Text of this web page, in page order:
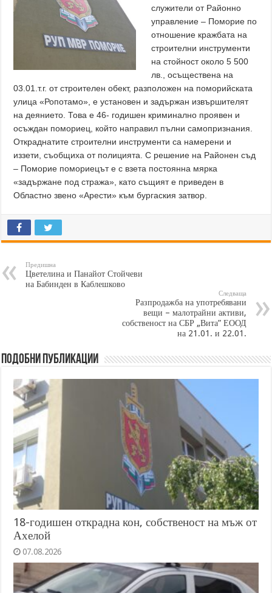
служители от Районно
управление – Поморие по
отношение кражбата на
строителни инструменти
на стойност около 5 500
лв., осъществена на
03.01.т.г. от строителен обект, разположен на поморийската
улица «Ропотамо», е установен и задържан извършителят
на деянието. Това е 46- годишен криминално проявен и
осъждан помориец, който направил пълни самопризнания.
Откраднатите строителни инструменти са намерени и
иззети, съобщиха от полицията. С решение на Районен съд
– Поморие помориецът е с взета постоянна мярка
«задържане под стража», като същият е приведен в
Областно звено «Арести» към бургаския затвор.
Предишна
Цветелина и Панайот Стойчеви
на Бабинден в Каблешково
Следваща
Разпродажба на употребявани
вещи – малотрайни активи,
собственост на СБР „Вита” ЕООД
на 21.01. и 22.01.
Подобни публикации
18-годишен открадна кон, собственост на мъж от
Ахелой
07.08.2026